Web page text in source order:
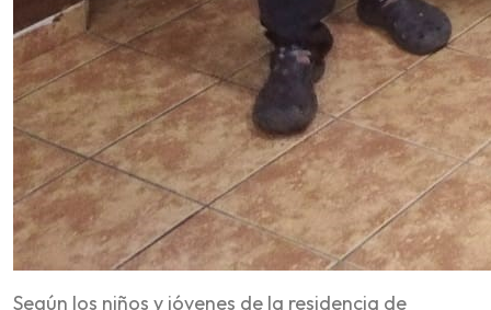
Según los niños y jóvenes de la residencia de